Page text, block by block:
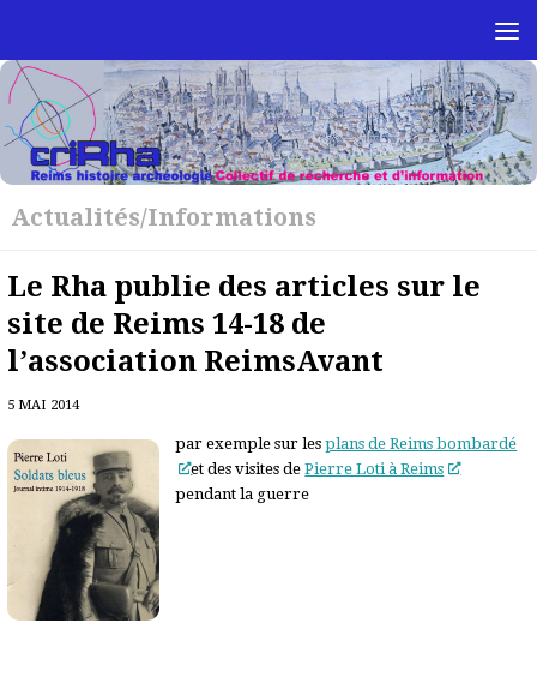
Actualités/Informations
Le Rha publie des articles sur le
site de Reims 14-18 de
l’association ReimsAvant
5 MAI 2014
par exemple sur lesplans de Reims bombardé
et des visites dePierre Loti à Reims
pendant la guerre